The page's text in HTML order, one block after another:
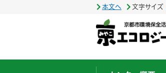
本文へ 文字サイズ